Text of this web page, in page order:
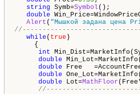
string Symb=Symbol
double
Alert ( "Мышкой задана цена
while ( true
{
int
double
double Free
double
double Lot=MathFloor